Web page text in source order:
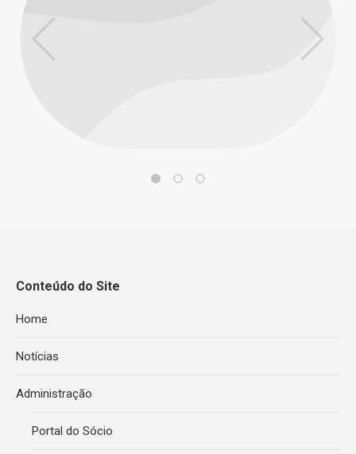
Conteúdo do Site
Home
Notícias
Administração
Portal do Sócio